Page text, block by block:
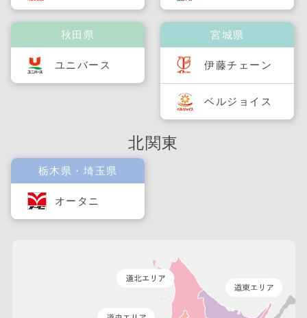
秋田県
ユニバース
宮城県
伊藤チェーン
ベルジョイス
北関東
栃木県・埼玉県
オータニ